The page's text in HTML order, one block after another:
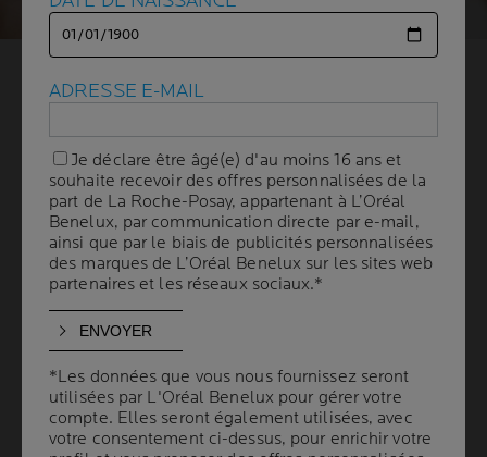
L’ACNÉ DURANT LA
GROSSESSE :
QUELS SOINS UTILISER EN
TOUTE SÉCURITÉ ?
L'acné est une affection cutanée courante qui touche
de nombreuses femmes enceintes. En raison des
fluctuations hormonales, certaines femmes
développent une acné modérée à sévère pendant la
grossesse, même si elles n'ont jamais eu de problèmes
ADRESSE E-MAIL
Je déclare être âgé(e) d'au moins 16 ans et
souhaite recevoir des offres personnalisées de la
part de La Roche-Posay, appartenant à L’Oréal
Benelux, par communication directe par e-mail,
ainsi que par le biais de publicités personnalisées
des marques de L’Oréal Benelux sur les sites web
partenaires et les réseaux sociaux.*
*Les données que vous nous fournissez seront
utilisées par L'Oréal Benelux pour gérer votre
compte. Elles seront également utilisées, avec
votre consentement ci-dessus, pour enrichir votre
ADRESSE E-MAIL
Je déclare être âgé(e) d'au moins 16 ans et
souhaite recevoir des offres personnalisées de la
part de La Roche-Posay, appartenant à L’Oréal
Benelux, par communication directe par e-mail,
ainsi que par le biais de publicités personnalisées
des marques de L’Oréal Benelux sur les sites web
partenaires et les réseaux sociaux.*
*Les données que vous nous fournissez seront
utilisées par L'Oréal Benelux pour gérer votre
compte. Elles seront également utilisées, avec
votre consentement ci-dessus, pour enrichir votre